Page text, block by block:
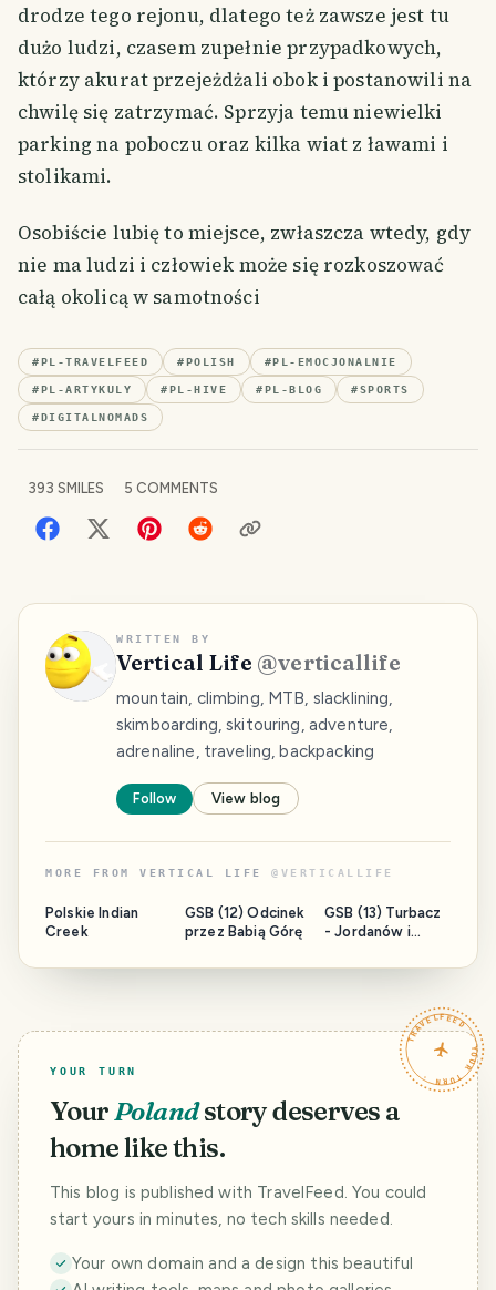
drodze tego rejonu, dlatego też zawsze jest tu
dużo ludzi, czasem zupełnie przypadkowych,
którzy akurat przejeżdżali obok i postanowili na
chwilę się zatrzymać. Sprzyja temu niewielki
parking na poboczu oraz kilka wiat z ławami i
stolikami.
Osobiście lubię to miejsce, zwłaszcza wtedy, gdy
nie ma ludzi i człowiek może się rozkoszować
całą okolicą w samotności
# PL-TRAVELFEED # POLISH # PL-EMOCJONALNIE
# PL-ARTYKULY # PL-HIVE # PL-BLOG #SPORTS
# DIGITALNOMADS
393 SMILES 5 COMMENTS
WRITTEN BY
Vertical Life @verticallife
mountain, climbing, MTB, slacklining,
skimboarding, skitouring, adventure,
adrenaline, traveling, backpacking
Follow View blog
MORE FROM VERTICAL LIFE @ VERTICALLIFE
Polskie Indian
Creek
GSB (12) Odcinek
przez Babią Górę
GSB (13) Turbacz
- Jordanów i
Handlowej
TRAVELFEED · YOUR TURN ·
YOUR TURN
YourPolandstory deserves a
home like this.
This blog is published with TravelFeed. You could
start yours in minutes, no tech skills needed.
Your own domain and a design this beautiful